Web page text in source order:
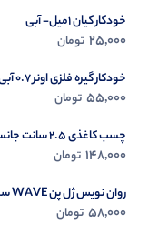
خودکار کیان 1میل- آبی
25,000 تومان
خودکار گیره فلزی اونر 0.7 آبی
55,000 تومان
چسب کاغذی 2.5 سانت جانسون
148,000 تومان
روان نویس ژل پن WAVE سی کلاس-آبی
58,000 تومان